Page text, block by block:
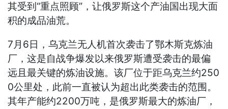
其受到“重点照顾”，让俄罗斯这个产油国出现大面
积的成品油荒。
7月6日，乌克兰无人机首次袭击了鄂木斯克炼油
厂，这是自战争爆发以来俄罗斯遭受袭击的最偏
远且最关键的炼油设施。该厂位于距乌克兰约250
0公里处，此前一直被认为超出此类袭击的范围。
其年产能约2200万吨，是俄罗斯最大的炼油厂，